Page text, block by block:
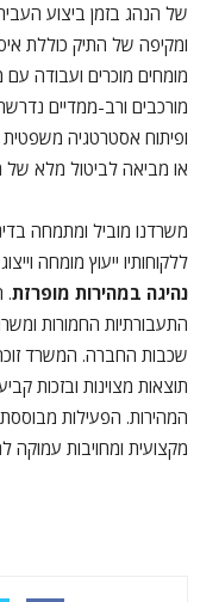
של הנהג בזמן ביצוע
ומקיפה של התיק כוללת
מומחים מוכרים ועבודה
מורכבים ורב-ממדיים
ופיתוח אסטרטגיה
או מביאה לביטול מלא של
משרדנו מוביל ומתמחה
ללקוחותיו ייעוץ מומחה
נהיגה במהירות מופרזת.
התעבורתיות החמורות
שכבות החברה. המשרד
תוצאות מצוינות ובזכות
המהירות. הפעילות
מקצועית ומחויבות עמוקה